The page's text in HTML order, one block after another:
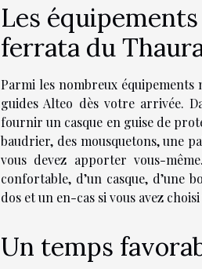
Les
ferrata du
Parmi les nombreux
guides Alteo dès votre arrivée.
fournir un casque en guise de
baudrier, des mousquetons, une
vous devez apporter vous-
confortable, d’un casque, d’une
dos et un en-cas si vous avez
Un temps